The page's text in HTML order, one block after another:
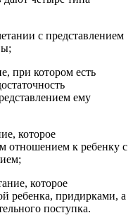
с представлением
при котором есть
ему
которое
отношением к ребенку с
которое
ребенка, придирками, а
поступка.